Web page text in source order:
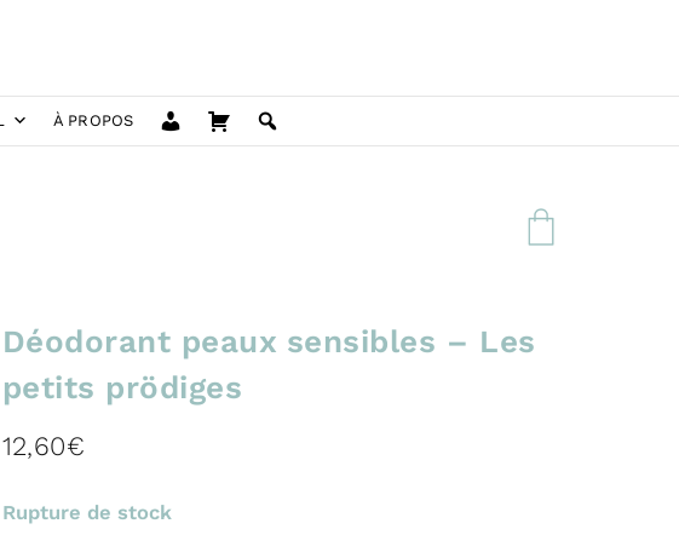
À PROPOS
Déodorant peaux sensibles – Les
petits prödiges
12,60€
Rupture de stock